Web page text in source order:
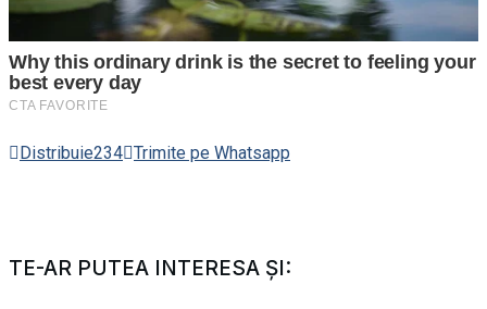
Distribuie234 Trimite pe Whatsapp
TE-AR PUTEA INTERESA ȘI: